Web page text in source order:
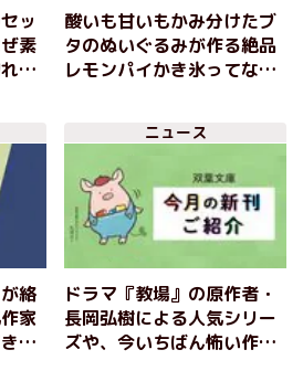
ッ
素
な
べ
酸いも甘いもかみ分けたブ
タのぬいぐるみが作る絶品
レモンパイかき氷ってなん
きを たべもの×ミステ
リ アンソロジー』（前
編）
絡
家
ヒ
ニュース
ドラマ『教場』の原作者・
長岡弘樹による人気シリー
ズや、今いちばん怖い作